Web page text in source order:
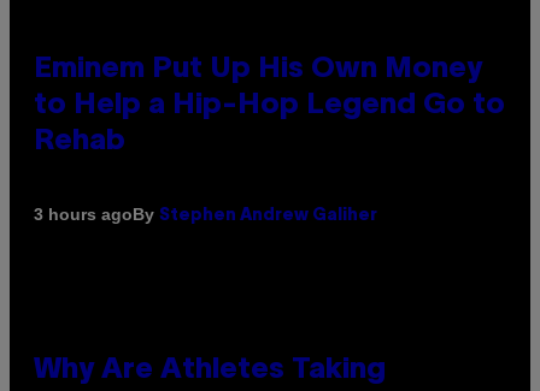
Eminem Put Up His Own Money
to Help a Hip-Hop Legend Go to
Rehab
3 hours agoBy Stephen Andrew Galiher
Why Are Athletes Taking